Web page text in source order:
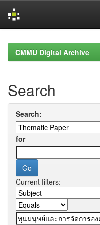
navigationCMMU Digital Archive
Search
Search:
for
Current filters: